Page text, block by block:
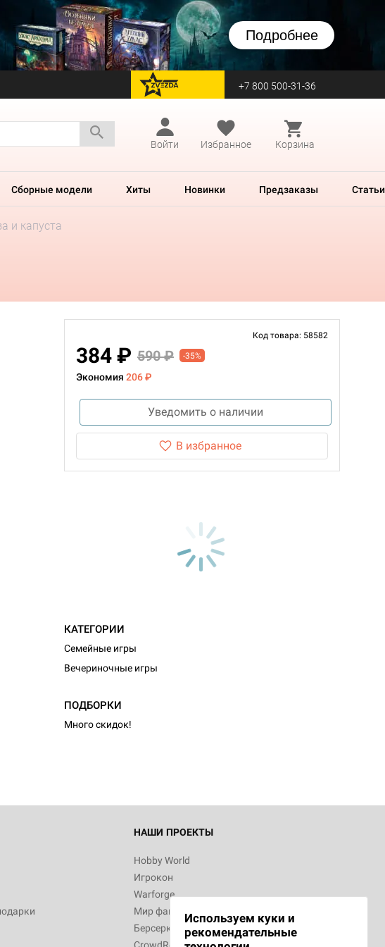
Подробнее
перейти на Zvezda +7 800 500-31-36
Войти
Избранное Корзина
Сборные модели Хиты Новинки Предзаказы Статьи
и капуста
Код товара: 58582
384 ₽ 590 ₽ -35%
Экономия 206 ₽
Уведомить о наличии
В избранное
КАТЕГОРИИ
Семейные игры
Вечериночные игры
ПОДБОРКИ
Много скидок!
НАШИ ПРОЕКТЫ
Hobby World
Игрокон
Warforge
Мир фантастики
Берсерк
Используем куки и
рекомендательные
Hobby World Журнал
Спецвыпуск: Братья
тревога
Hobby World Сумерки
редакция: Грозовой